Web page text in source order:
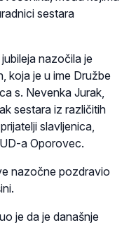
sestara
nazočila je
koja je u ime Družbe
s. Nevenka Jurak,
sestara iz različitih
slavljenica,
a Oporovec.
nazočne pozdravio
je da je današnje